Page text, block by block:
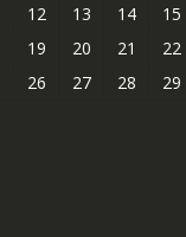
12 13 14
15
19 20 21
22
26 27 28
29